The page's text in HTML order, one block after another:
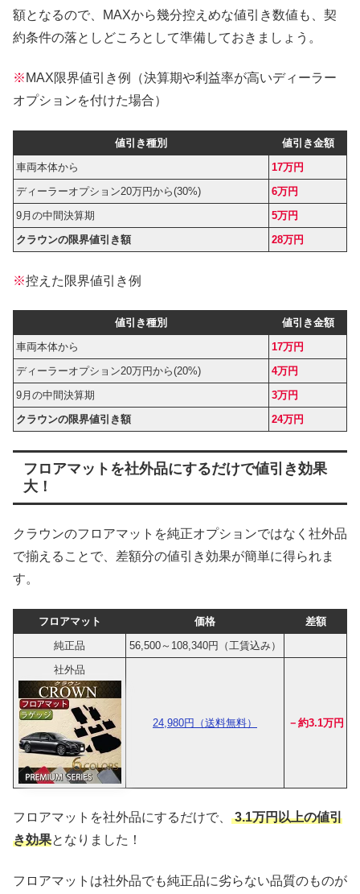
額となるので、MAXから幾分控えめな値引き数値も、契
約条件の落としどころとして準備しておきましょう。
※ MAX限界値引き例（決算期や利益率が高いディーラー
オプションを付けた場合）
値引き種別
値引き金額
車両本体から
17万円
ディーラーオプション20万円から(30%)
6万円
9月の中間決算期
5万円
クラウンの限界値引き額
28万円
※控えた限界値引き例
値引き種別
値引き金額
車両本体から
17万円
ディーラーオプション20万円から(20%)
4万円
9月の中間決算期
3万円
クラウンの限界値引き額
24万円
フロアマットを社外品にするだけで値引き効果
大！
クラウンのフロアマットを純正オプションではなく社外品
で揃えることで、差額分の値引き効果が簡単に得られま
す。
フロアマット 価格
差額
純正品
56,500～108,340円（工賃込み）
社外品
24,980円（送料無料） －約3.1万円
フロアマットを社外品にするだけで、 3.1万円以上の値引
き効果となりました！
フロアマットは社外品でも純正品に劣らない品質のものが